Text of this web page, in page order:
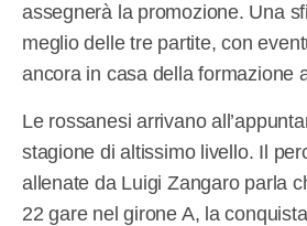
assegnerà la promozione. Una
meglio delle tre partite, con
ancora in casa della formazione
Le rossanesi arrivano
stagione di altissimo livello. Il
allenate da Luigi Zangaro parla
22 gare nel girone A, la